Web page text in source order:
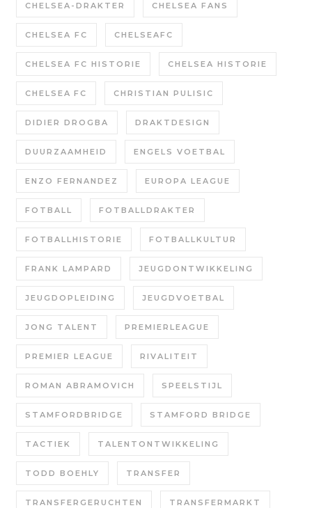
CHELSEA-DRAKTER CHELSEA FANS
CHELSEA FC CHELSEAFC
CHELSEA FC HISTORIE CHELSEA HISTORIE
CHELSEA FC CHRISTIAN PULISIC
DIDIER DROGBA DRAKTDESIGN
DUURZAAMHEID ENGELS VOETBAL
ENZO FERNANDEZ EUROPA LEAGUE
FOTBALL FOTBALLDRAKTER
FOTBALLHISTORIE FOTBALLKULTUR
FRANK LAMPARD JEUGDONTWIKKELING
JEUGDOPLEIDING JEUGDVOETBAL
JONG TALENT PREMIERLEAGUE
PREMIER LEAGUE RIVALITEIT
ROMAN ABRAMOVICH SPEELSTIJL
STAMFORDBRIDGE STAMFORD BRIDGE
TACTIEK TALENTONTWIKKELING
TODD BOEHLY TRANSFER
TRANSFERGERUCHTEN TRANSFERMARKT